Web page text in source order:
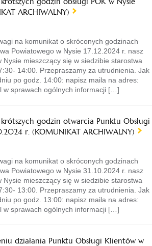
ARCHIWALNY)
na komunikat o skróconych godzinach
Powiatowego w Nysie 17.12.2024 r. nasz
Nysie mieszczący się w siedzibie starostwa
14:00. Przepraszamy za utrudnienia. Jak
po godz. 14:00: napisz maila na adres:
w sprawach ogólnych informacji […]
godzin otwarcia Punktu Obsługi
r. (KOMUNIKAT ARCHIWALNY)
na komunikat o skróconych godzinach
Powiatowego w Nysie 31.10.2024 r. nasz
Nysie mieszczący się w siedzibie starostwa
13:00. Przepraszamy za utrudnienia. Jak
po godz. 13:00: napisz maila na adres:
w sprawach ogólnych informacji […]
działania Punktu Obsługi Klientów w